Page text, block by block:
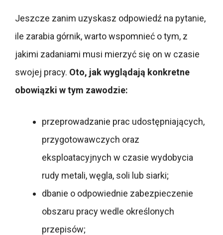
Jeszcze zanim uzyskasz odpowiedź na pytanie,
ile zarabia górnik, warto wspomnieć o tym, z
jakimi zadaniami musi mierzyć się on w czasie
swojej pracy. Oto, jak wyglądają konkretne
obowiązki w tym zawodzie:
przeprowadzanie prac udostępniających,
przygotowawczych oraz
eksploatacyjnych w czasie wydobycia
rudy metali, węgla, soli lub siarki;
dbanie o odpowiednie zabezpieczenie
obszaru pracy wedle określonych
przepisów;